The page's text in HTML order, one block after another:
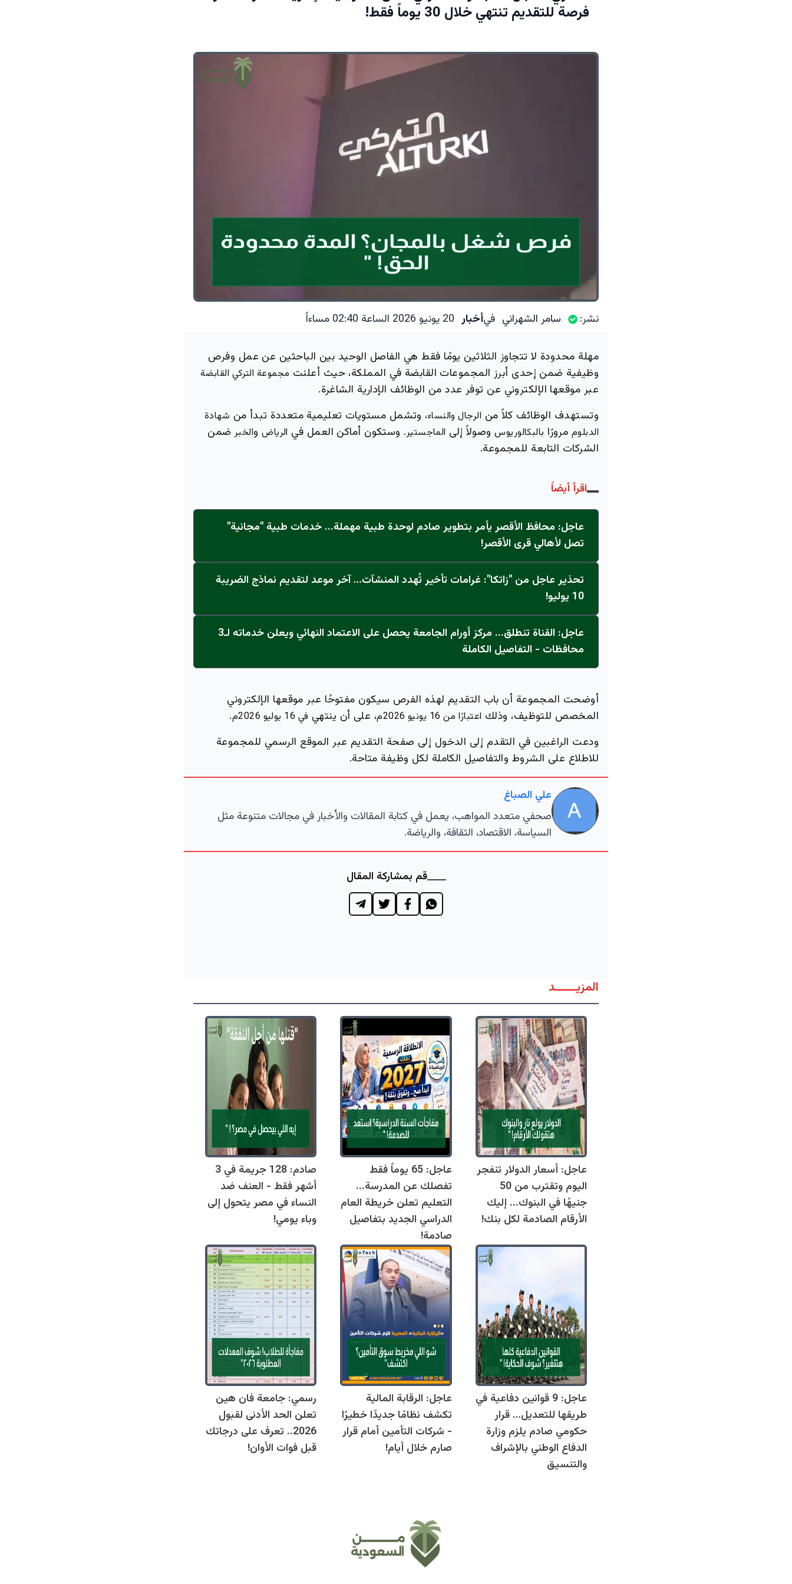
فرصة للتقديم تنتهي خلال 30 يوماً فقط!
نشر: سامر الشهراني فيأخبار 20 يونيو 2026 الساعة 02:40 مساءاً
مهلة محدودة لا تتجاوز الثلاثين يومًا فقط هي الفاصل الوحيد بين الباحثين عن عمل وفرص
وظيفية ضمن إحدى أبرز المجموعات القابضة في المملكة، حيث أعلنت مجموعة التركي القابضة
عبر موقعها الإلكتروني عن توفر عدد من الوظائف الإدارية الشاغرة.
وتستهدف الوظائف كلاً من الرجال والنساء، وتشمل مستويات تعليمية متعددة تبدأ من شهادة
الدبلوم مرورًا بالبكالوريوسوصولاً إلى الماجستير. وستكون أماكن العمل في الرياضوالخبرضمن
الشركات التابعة للمجموعة.
اقرأ أيضاً
عاجل: محافظ الأقصر يأمر بتطوير صادم لوحدة طبية مهملة... خدمات طبية "مجانية"
تصل لأهالي قرى الأقصر!
تحذير عاجل من "زاتكا": غرامات تأخير تُهدد المنشآت… آخر موعد لتقديم نماذج الضريبة
10 يوليو!
عاجل: القناة تنطلق... مركز أورام الجامعة يحصل على الاعتماد النهائي ويعلن خدماته لـ3
محافظات - التفاصيل الكاملة
أوضحت المجموعة أن باب التقديم لهذه الفرص سيكون مفتوحًا عبر موقعها الإلكتروني
المخصص للتوظيف، وذلك اعتبارًا من 16 يونيو 2026م ، على أن ينتهي في 16 يوليو 2026م
.
ودعت الراغبين في التقدم إلى الدخول إلى صفحة التقديم عبر الموقع الرسمي للمجموعة
للاطلاع على الشروط والتفاصيل الكاملة لكل وظيفة متاحة.
علي الصباغ
صحفي متعدد المواهب، يعمل في كتابة المقالات والأخبار في مجالات متنوعة مثل
السياسة، الاقتصاد، الثقافة، والرياضة.
قم بمشاركة المقال
المزيــــــد
عاجل: أسعار الدولار تنفجر
اليوم وتقترب من 50
جنيهًا في البنوك... إليك
الأرقام الصادمة لكل بنك!
عاجل: 65 يوماً فقط
تفصلك عن المدرسة...
التعليم تعلن خريطة العام
الدراسي الجديد بتفاصيل
صادمة!
صادم: 128 جريمة في 3
أشهر فقط - العنف ضد
النساء في مصر يتحول إلى
وباء يومي!
عاجل: 9 قوانين دفاعية في
طريقها للتعديل… قرار
حكومي صادم يلزم وزارة
الدفاع الوطني بالإشراف
والتنسيق
عاجل: الرقابة المالية
تكشف نظامًا جديدًا خطيرًا
- شركات التأمين أمام قرار
صارم خلال أيام!
رسمي: جامعة فان هين
تعلن الحد الأدنى لقبول
2026.. تعرف على درجاتك
قبل فوات الأوان!